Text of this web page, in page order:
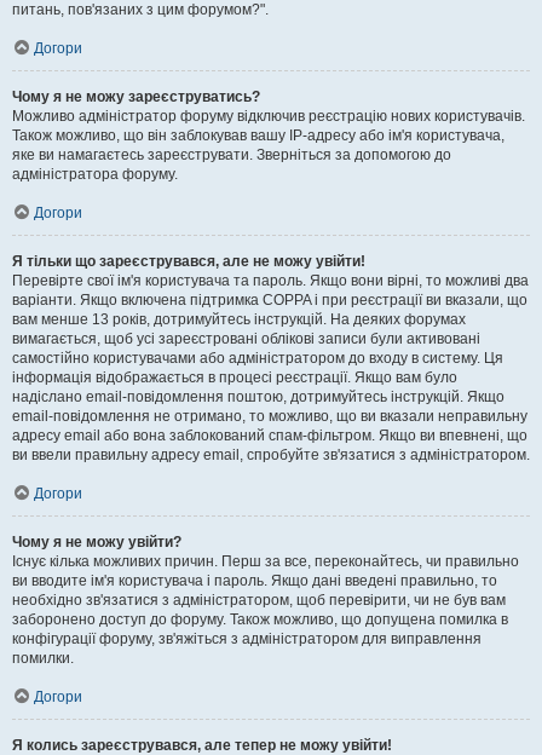
питань, пов'язаних з цим форумом?".
Догори
Чому я не можу зареєструватись?
Можливо адміністратор форуму відключив реєстрацію нових користувачів.
Також можливо, що він заблокував вашу IP-адресу або ім'я користувача,
яке ви намагаєтесь зареєструвати. Зверніться за допомогою до
адміністратора форуму.
Догори
Я тільки що зареєструвався, але не можу увійти!
Перевірте свої ім'я користувача та пароль. Якщо вони вірні, то можливі два
варіанти. Якщо включена підтримка COPPA і при реєстрації ви вказали, що
вам менше 13 років, дотримуйтесь інструкцій. На деяких форумах
вимагається, щоб усі зареєстровані облікові записи були активовані
самостійно користувачами або адміністратором до входу в систему. Ця
інформація відображається в процесі реєстрації. Якщо вам було
надіслано email-повідомлення поштою, дотримуйтесь інструкцій. Якщо
email-повідомлення не отримано, то можливо, що ви вказали неправильну
адресу email або вона заблокований спам-фільтром. Якщо ви впевнені, що
ви ввели правильну адресу email, спробуйте зв'язатися з адміністратором.
Догори
Чому я не можу увійти?
Існує кілька можливих причин. Перш за все, переконайтесь, чи правильно
ви вводите ім'я користувача і пароль. Якщо дані введені правильно, то
необхідно зв'язатися з адміністратором, щоб перевірити, чи не був вам
заборонено доступ до форуму. Також можливо, що допущена помилка в
конфігурації форуму, зв'яжіться з адміністратором для виправлення
помилки.
Догори
Я колись зареєструвався, але тепер не можу увійти!